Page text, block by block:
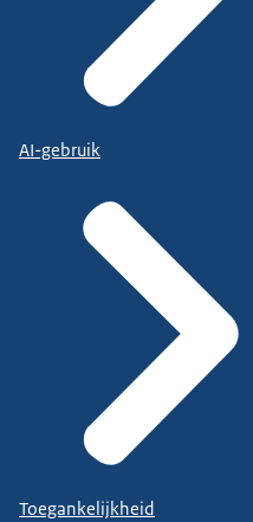
AI-gebruik
Toegankelijkheid